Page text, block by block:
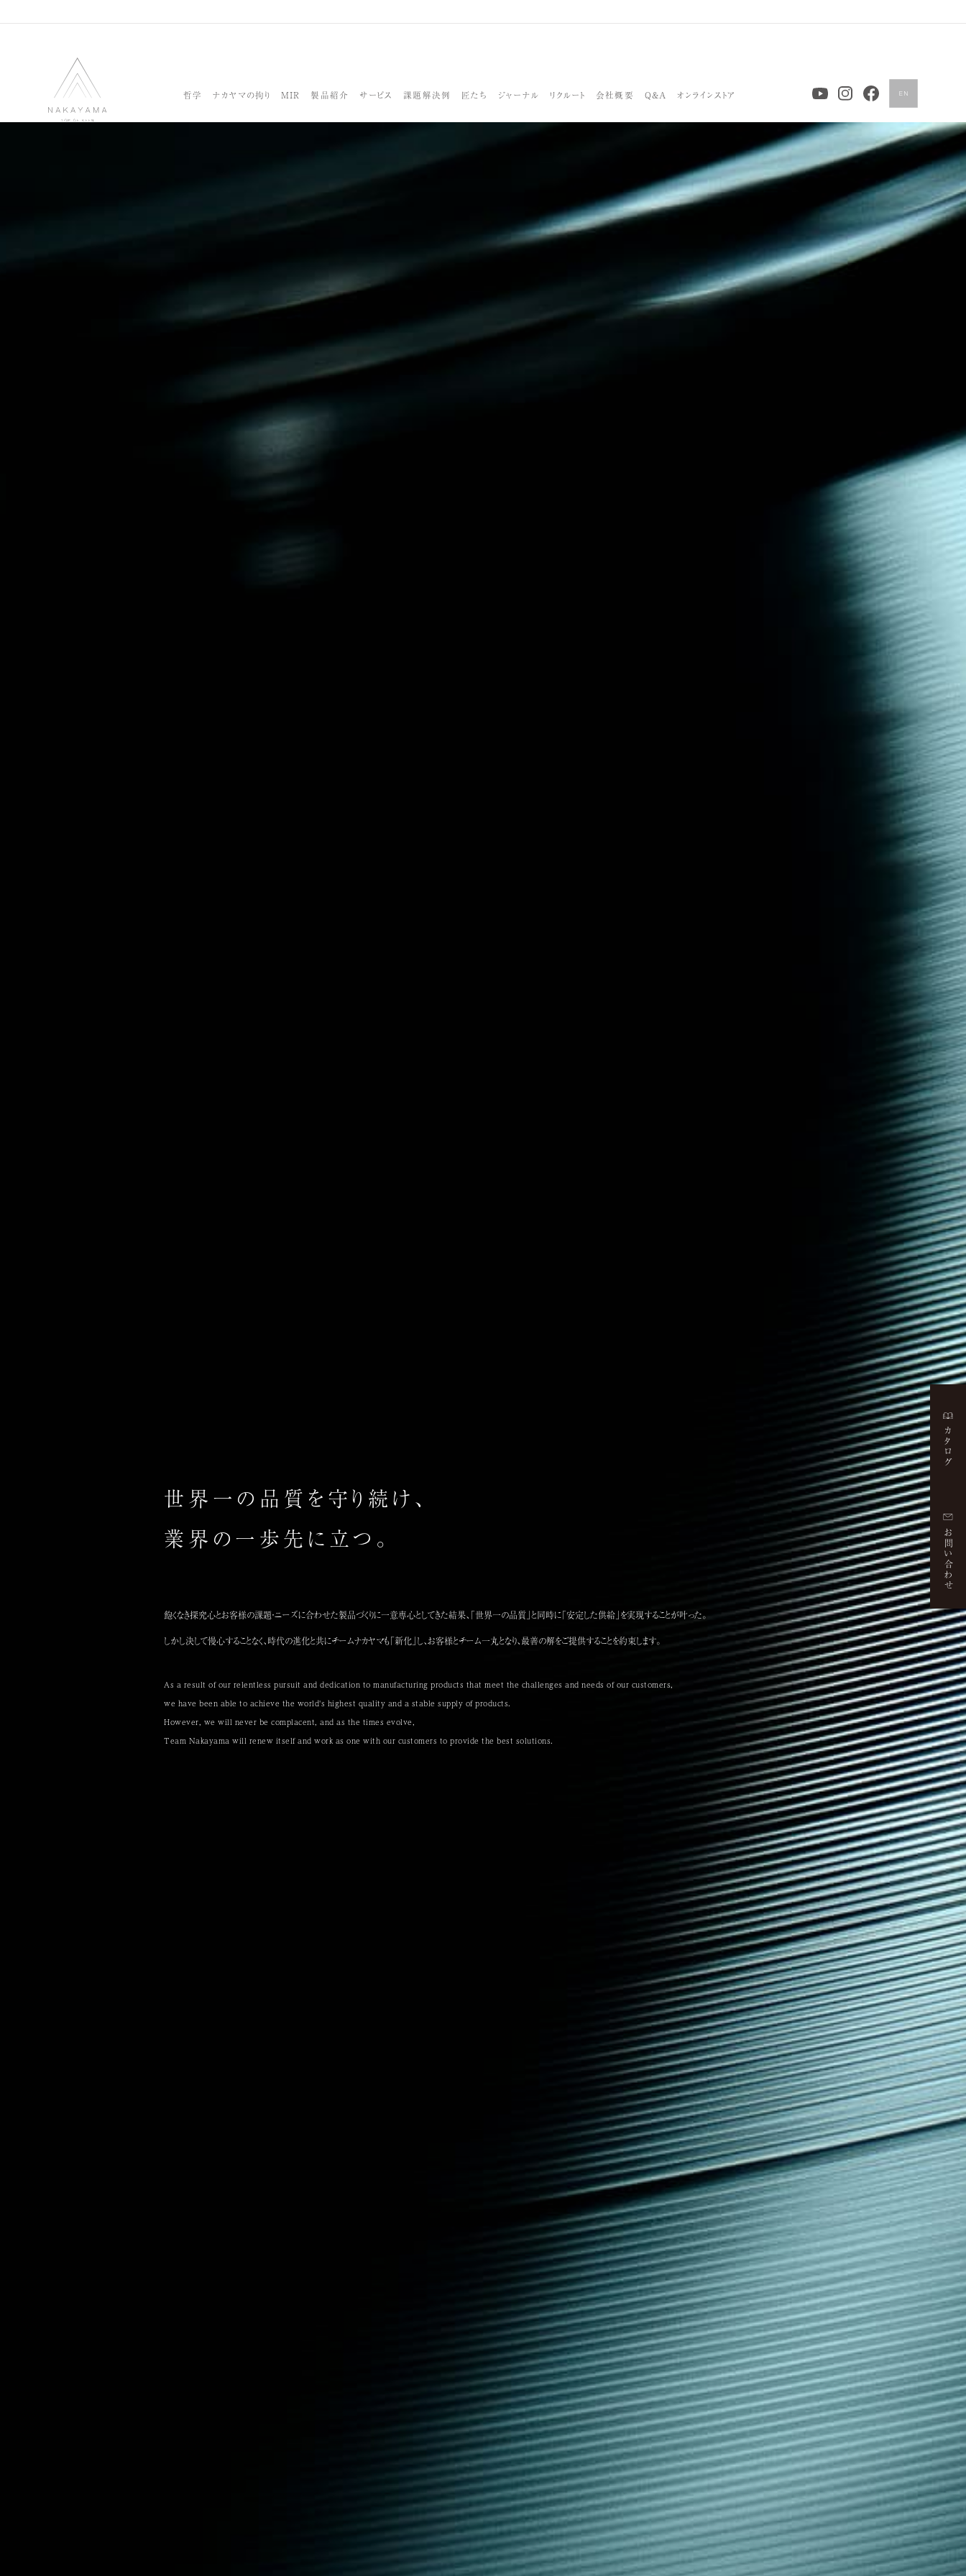
哲学 ナカヤマの拘り MIR 製品紹介 サービス 課題解決例 匠たち ジャーナル リクルート 会社概要 Q&A オンラインストア
カタログ
お問い合わせ
世界一の品質を守り続け、
業界の一歩先に立つ。
飽くなき探究心とお客様の課題・ニーズに合わせた製品づくりに一意専心としてきた結果、「世界一の品質」と同時に「安定した供給」を実現することが叶った。
しかし決して慢心することなく、時代の進化と共にチームナカヤマも「新化」し、お客様とチーム一丸となり、最善の解をご提供することを約束します。
As a result of our relentless pursuit and dedication to manufacturing products that meet the challenges and needs of our customers,
we have been able to achieve the world's highest quality and a stable supply of products.
However, we will never be complacent, and as the times evolve,
Team Nakayama will renew itself and work as one with our customers to provide the best solutions.